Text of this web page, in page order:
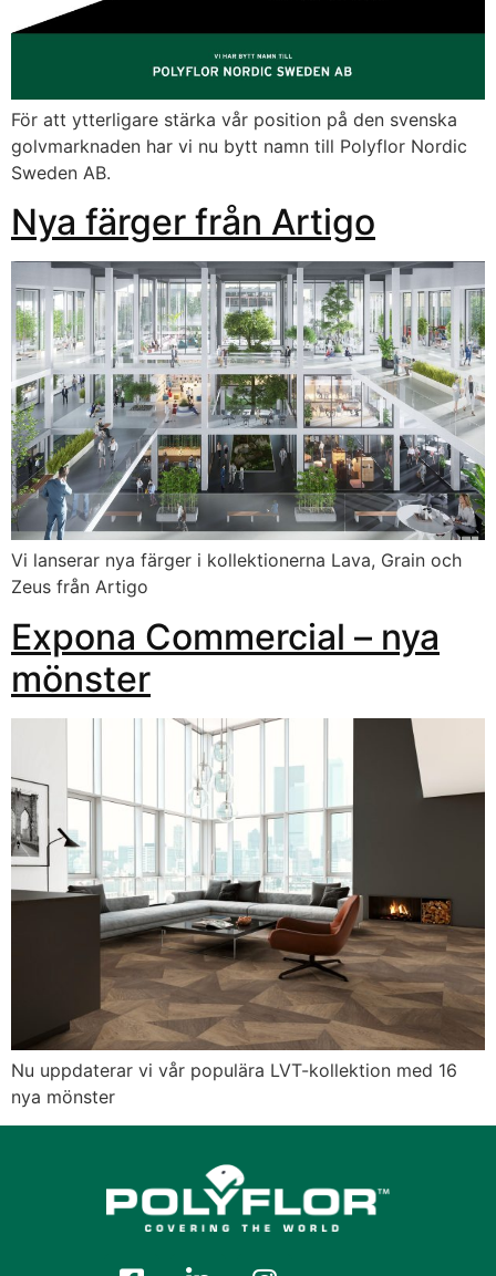
För att ytterligare stärka vår position på den svenska
golvmarknaden har vi nu bytt namn till Polyflor Nordic
Sweden AB.
Nya färger från Artigo
Vi lanserar nya färger i kollektionerna Lava, Grain och
Zeus från Artigo
Expona Commercial – nya
mönster
Nu uppdaterar vi vår populära LVT-kollektion med 16
nya mönster